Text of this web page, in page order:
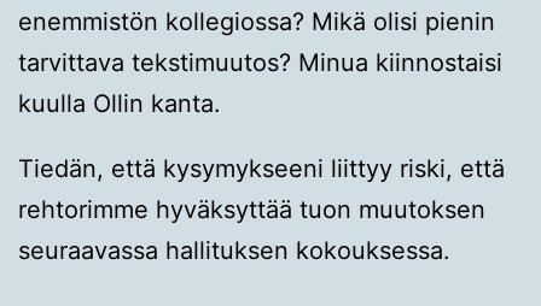
enemmistön kollegiossa? Mikä olisi pienin
tarvittava tekstimuutos? Minua kiinnostaisi
kuulla Ollin kanta.
Tiedän, että kysymykseeni liittyy riski, että
rehtorimme hyväksyttää tuon muutoksen
seuraavassa hallituksen kokouksessa.